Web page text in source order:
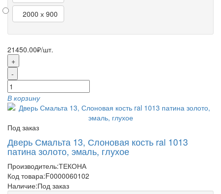
2000 х 900
21450.00₽/шт.
+
-
В корзину
Под заказ
Дверь Смальта 13, Слоновая кость ral 1013
патина золото, эмаль, глухое
Производитель:ТЕКОНА
Код товара:F0000060102
Наличие:Под заказ